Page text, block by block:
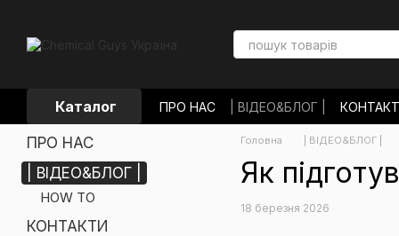
Каталог ПРО НАС | ВІДЕО&БЛОГ |
ОПЛАТА І ДОСТАВКА
ОБМІН ТА
УГОДА КОРИСТУВАЧА
ВІДГУКИ
Головна | ВІДЕО&БЛОГ |
Як
18 березня 2026
ПРО НАС
| ВІДЕО&БЛОГ |
HOW TO
КОНТАКТИ